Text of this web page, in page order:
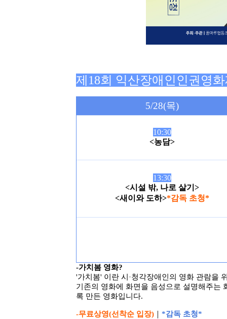
제18회 익산장애인인권영
5/28(목)
10:30
<농담>
13:30
<시설 밖, 나로 살기 >
<새이와 도하>*감독 초청*
-가치봄 영화?
'가치봄' 이란 시 ·청각장애인의 영화 관람을
기존의 영화에 화면을 음성으로 설명해주는
록 만든 영화입니다.
-무료상영(선착순 입장) *감독 초청*